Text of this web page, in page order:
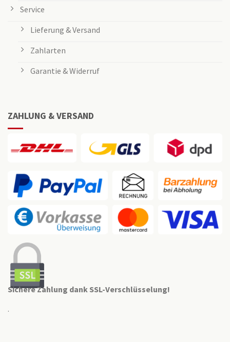
Service
Lieferung & Versand
Zahlarten
Garantie & Widerruf
ZAHLUNG & VERSAND
Sichere Zahlung dank SSL-Verschlüsselung!
.